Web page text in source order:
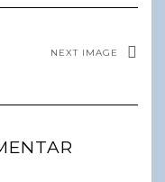
NEXT IMAGE